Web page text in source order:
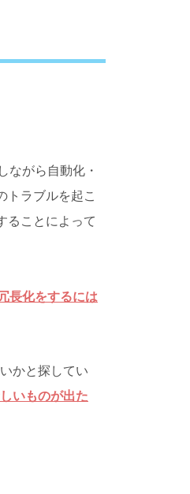
ながら自動化・
トラブルを起こ
ることによって
長化をするには
かと探してい
いものが出た